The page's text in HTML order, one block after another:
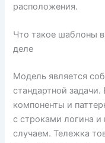
расположения.
Что такое шаблоны
деле
Модель является
стандартной
компоненты и
с строками логина и
случаем. Тележка